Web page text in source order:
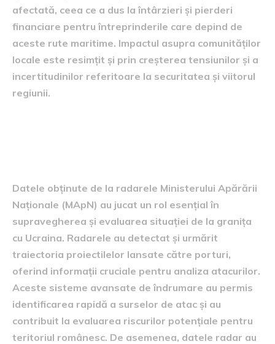
afectată, ceea ce a dus la întârzieri și pierderi
financiare pentru întreprinderile care depind de
aceste rute maritime. Impactul asupra comunităților
locale este resimțit și prin creșterea tensiunilor și a
incertitudinilor referitoare la securitatea și viitorul
regiunii.
Datele obținute de la radarele Ministerului Apărării
Naționale (MApN) au jucat un rol esențial în
supravegherea și evaluarea situației de la granița
cu Ucraina. Radarele au detectat și urmărit
traiectoria proiectilelor lansate către porturi,
oferind informații cruciale pentru analiza atacurilor.
Aceste sisteme avansate de îndrumare au permis
identificarea rapidă a surselor de atac și au
contribuit la evaluarea riscurilor potențiale pentru
teritoriul românesc. De asemenea, datele radar au